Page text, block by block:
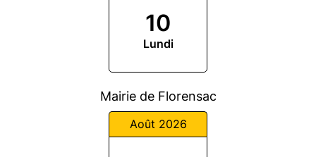
10
Lundi
Mairie de Florensac
Août 2026